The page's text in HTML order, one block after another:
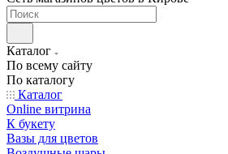
Каталог
По всему сайту
По каталогу
Каталог
Online витрина
К букету
Вазы для цветов